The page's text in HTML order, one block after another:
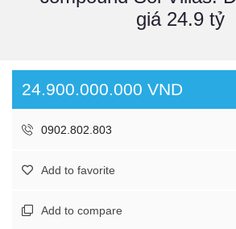
giá 24.9 tỷ
24.900.000.000 VND
0902.802.803
Add to favorite
Add to compare